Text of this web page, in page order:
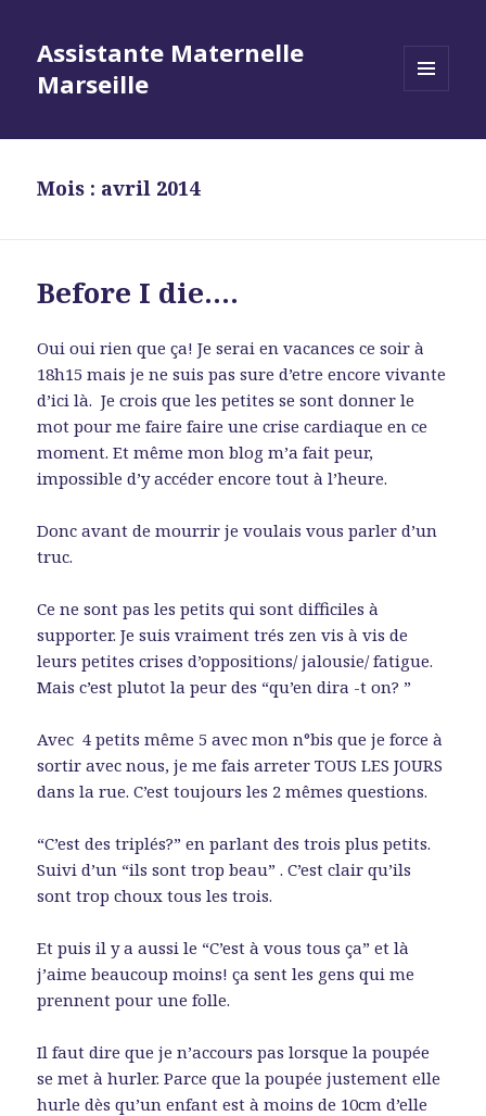
Assistante Maternelle
Marseille
WIDGETS
Mois : avril 2014
Before I die….
Oui oui rien que ça! Je serai en vacances ce soir à
18h15 mais je ne suis pas sure d’etre encore vivante
d’ici là. Je crois que les petites se sont donner le
mot pour me faire faire une crise cardiaque en ce
moment. Et même mon blog m’a fait peur,
impossible d’y accéder encore tout à l’heure.
Donc avant de mourrir je voulais vous parler d’un
truc.
Ce ne sont pas les petits qui sont difficiles à
supporter. Je suis vraiment trés zen vis à vis de
leurs petites crises d’oppositions/ jalousie/ fatigue.
Mais c’est plutot la peur des “qu’en dira -t on? ”
Avec 4 petits même 5 avec mon n°bis que je force à
sortir avec nous, je me fais arreter TOUS LES JOURS
dans la rue. C’est toujours les 2 mêmes questions.
“C’est des triplés?” en parlant des trois plus petits.
Suivi d’un “ils sont trop beau” . C’est clair qu’ils
sont trop choux tous les trois.
Et puis il y a aussi le “C’est à vous tous ça” et là
j’aime beaucoup moins! ça sent les gens qui me
prennent pour une folle.
Il faut dire que je n’accours pas lorsque la poupée
se met à hurler. Parce que la poupée justement elle
hurle dès qu’un enfant est à moins de 10cm d’elle